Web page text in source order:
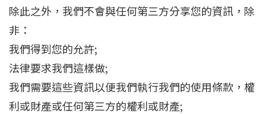
除此之外，我們不會與任何第三方分享您的資訊，除
非：
我們得到您的允許;
法律要求我們這樣做;
我們需要這些資訊以便我們執行我們的使用條款，權
利或財產或任何第三方的權利或財產;